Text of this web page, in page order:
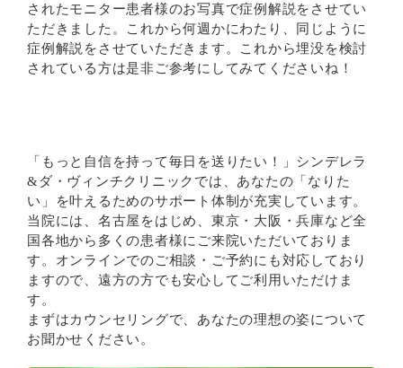
されたモニター患者様のお写真で症例解説をさせてい
ただきました。これから何週かにわたり、同じように
症例解説をさせていただきます。これから埋没を検討
されている方は是非ご参考にしてみてくださいね！
「もっと自信を持って毎日を送りたい！」シンデレラ
&ダ・ヴィンチクリニックでは、あなたの「なりた
い」を叶えるためのサポート体制が充実しています。
当院には、名古屋をはじめ、東京・大阪・兵庫など全
国各地から多くの患者様にご来院いただいておりま
す。オンラインでのご相談・ご予約にも対応しており
ますので、遠方の方でも安心してご利用いただけま
す。
まずはカウンセリングで、あなたの理想の姿について
お聞かせください。